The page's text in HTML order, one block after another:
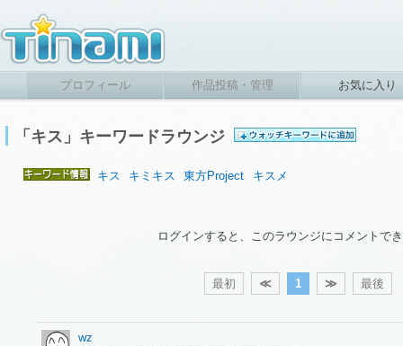
プロフィール 作品投稿・管理 お気に入り
「キス」キーワードラウンジ
キス キミキス 東方Project キスメ
ログインすると、このラウンジにコメントで
最初 ≪ 1 ≫ 最後
wz